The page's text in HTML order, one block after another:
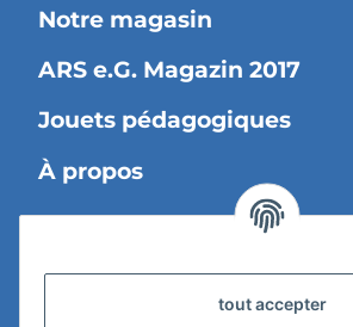
Notre magasin
ARS e.G. Magazin 2017
Jouets pédagogiques
À propos
Informations sur la livraison
tout accepter